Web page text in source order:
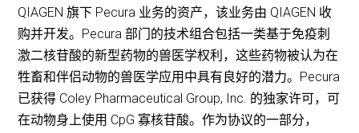
QIAGEN 旗下 Pecura 业务的资产，该业务由 QIAGEN 收
购并开发。Pecura 部门的技术组合包括一类基于免疫刺
激二核苷酸的新型药物的兽医学权利，这些药物被认为在
牲畜和伴侣动物的兽医学应用中具有良好的潜力。Pecura
已获得 Coley Pharmaceutical Group, Inc. 的独家许可，可
在动物身上使用 CpG 寡核苷酸。作为协议的一部分，